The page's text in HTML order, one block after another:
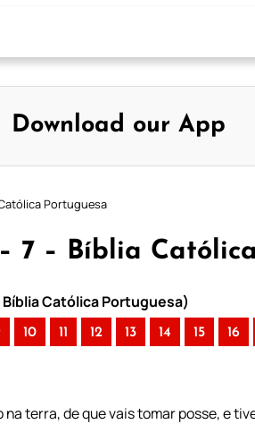
Download our App
Portuguesa
7 – Bíblia
Católica Portuguesa)
10 11 12 13 14 15 16
terra, de que vais tomar posse, e